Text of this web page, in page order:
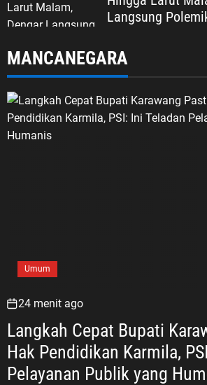
Langsung
MANCANEGARA
Umum
24 menit ago
Langkah Cepat Bupati
Hak Pendidikan Karmila,
Pelayanan Publik yang